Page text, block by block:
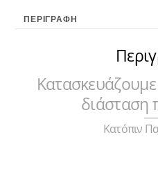
Strom
ΠΕΡΙΓΡΑΦΉ
διάσταση
Κατόπιν